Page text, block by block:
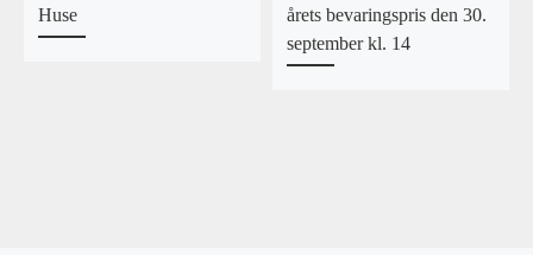
Huse
årets bevaringspris den 30.
september kl. 14